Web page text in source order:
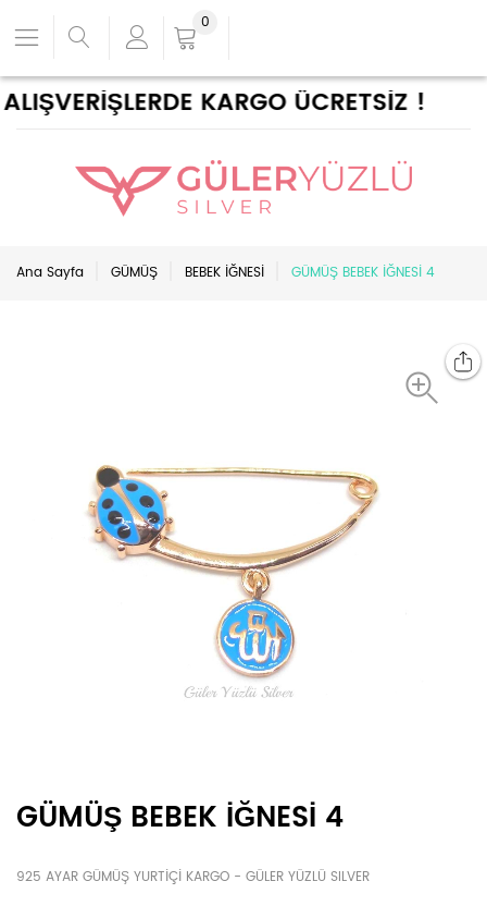
KARGO ÜCRETSİZ !
0
Ana Sayfa GÜMÜŞ BEBEK İĞNESİ GÜMÜŞ BEBEK İĞNESİ 4
GÜMÜŞ BEBEK İĞNESİ 4
925 AYAR GÜMÜŞ YURTİÇİ KARGO - GÜLER YÜZLÜ SILVER